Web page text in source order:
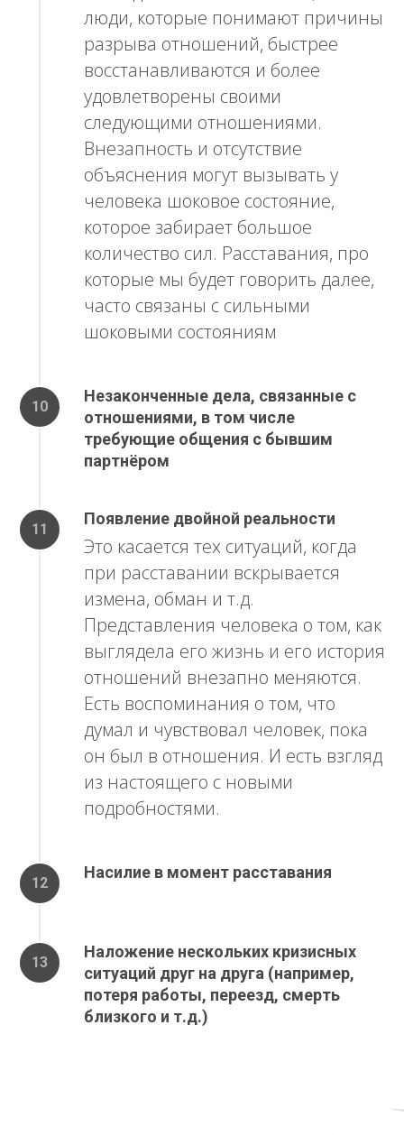
люди, которые понимают причины
разрыва отношений, быстрее
восстанавливаются и более
удовлетворены своими
следующими отношениями.
Внезапность и отсутствие
объяснения могут вызывать у
человека шоковое состояние,
которое забирает большое
количество сил. Расставания, про
которые мы будет говорить далее,
часто связаны с сильными
шоковыми состояниям
Незаконченные дела, связанные с
отношениями, в том числе
требующие общения с бывшим
партнёром
Появление двойной реальности
Это касается тех ситуаций, когда
при расставании вскрывается
измена, обман и т.д.
Представления человека о том, как
выглядела его жизнь и его история
отношений внезапно меняются.
Есть воспоминания о том, что
думал и чувствовал человек, пока
он был в отношения. И есть взгляд
из настоящего с новыми
подробностями.
Насилие в момент расставания
Наложение нескольких кризисных
ситуаций друг на друга (например,
потеря работы, переезд, смерть
близкого и т.д.)